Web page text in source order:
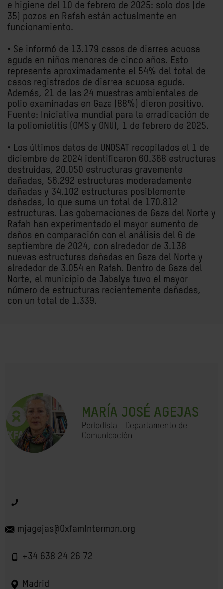
e higiene del 10 de febrero de 2025: solo dos (de
35) pozos en Rafah están actualmente en
funcionamiento.
• Se informó de 13.179 casos de diarrea acuosa
aguda en niños menores de cinco años. Esto
representa aproximadamente el 54% del total de
casos registrados de diarrea acuosa aguda.
Además, 21 de las 24 muestras ambientales de
polio examinadas en Gaza (88%) dieron positivo.
Fuente: Iniciativa mundial para la erradicación de
la poliomielitis (OMS y ONU), 1 de febrero de 2025.
• Los últimos datos de UNOSAT recopilados el 1 de
diciembre de 2024 identificaron 60.368 estructuras
destruidas, 20.050 estructuras gravemente
dañadas, 56.292 estructuras moderadamente
dañadas y 34.102 estructuras posiblemente
dañadas, lo que suma un total de 170.812
estructuras. Las gobernaciones de Gaza del Norte y
Rafah han experimentado el mayor aumento de
daños en comparación con el análisis del 6 de
septiembre de 2024, con alrededor de 3.138
nuevas estructuras dañadas en Gaza del Norte y
alrededor de 3.054 en Rafah. Dentro de Gaza del
Norte, el municipio de Jabalya tuvo el mayor
número de estructuras recientemente dañadas,
con un total de 1.339.
MARÍA JOSÉ AGEJAS
Periodista - Departamento de
Comunicación
mjagejas@OxfamIntermon.org
+34 638 24 26 72
Madrid